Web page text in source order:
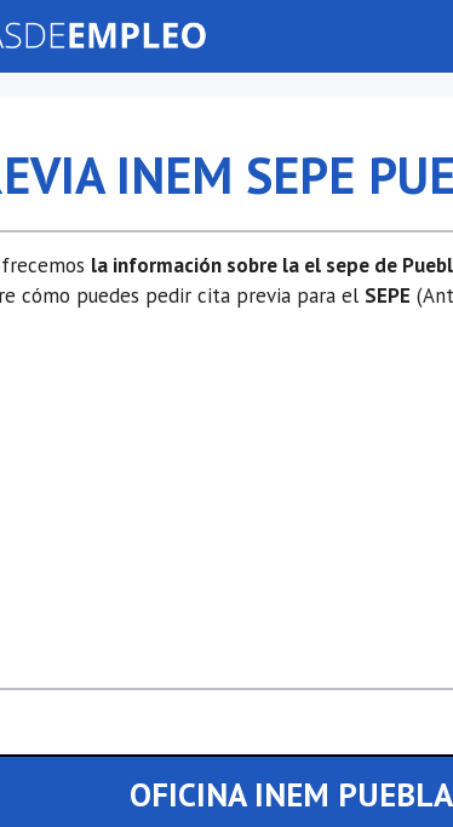
INEM SEPE
la información sobre la el sepe de
cómo puedes pedir cita previa para el SEPE
OFICINA INEM